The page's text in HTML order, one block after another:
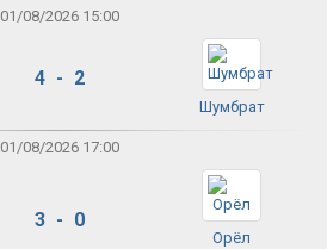
01/08/2026 15:00
4 - 2
Шумбрат
01/08/2026 17:00
3 - 0
Орёл